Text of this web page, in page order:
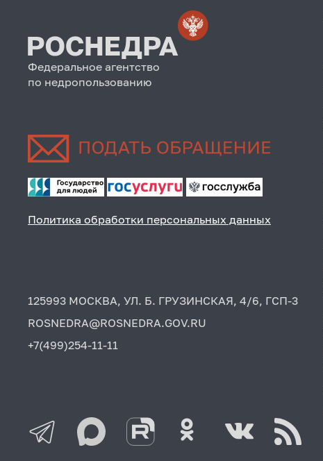
Федеральное агентство
по недропользованию
Политика обработки персональных данных
125993 МОСКВА, УЛ. Б. ГРУЗИНСКАЯ, 4/6, ГСП-3
ROSNEDRA@ROSNEDRA.GOV.RU
+7(499)254-11-11